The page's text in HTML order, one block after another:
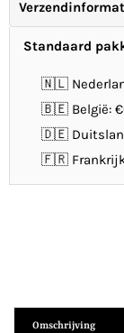
Standaard
🇳🇱
🇧🇪 België:
🇩🇪
🇫🇷 Frankrijk:
Omschrijving